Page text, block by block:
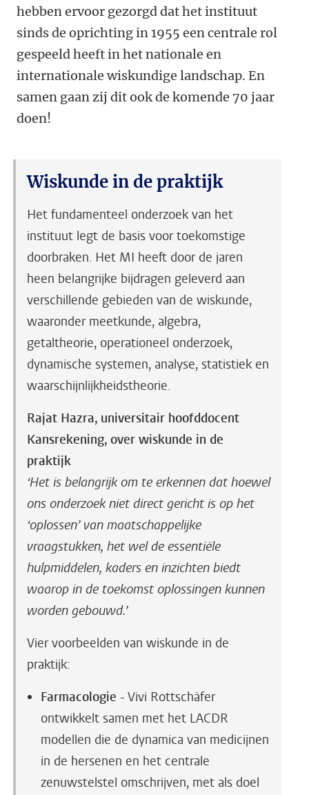
hebben ervoor gezorgd dat het instituut
sinds de oprichting in 1955 een centrale rol
gespeeld heeft in het nationale en
internationale wiskundige landschap. En
samen gaan zij dit ook de komende 70 jaar
doen!
Wiskunde in de praktijk
Het fundamenteel onderzoek van het
instituut legt de basis voor toekomstige
doorbraken. Het MI heeft door de jaren
heen belangrijke bijdragen geleverd aan
verschillende gebieden van de wiskunde,
waaronder meetkunde, algebra,
getaltheorie, operationeel onderzoek,
dynamische systemen, analyse, statistiek en
waarschijnlijkheidstheorie.
Rajat Hazra, universitair hoofddocent
Kansrekening, over wiskunde in de
praktijk
‘Het is belangrijk om te erkennen dat hoewel
ons onderzoek niet direct gericht is op het
‘oplossen’ van maatschappelijke
vraagstukken, het wel de essentiële
hulpmiddelen, kaders en inzichten biedt
waarop in de toekomst oplossingen kunnen
worden gebouwd.’
Vier voorbeelden van wiskunde in de
praktijk:
Farmacologie - Vivi Rottschäfer
ontwikkelt samen met het LACDR
modellen die de dynamica van medicijnen
in de hersenen en het centrale
zenuwstelstel omschrijven, met als doel